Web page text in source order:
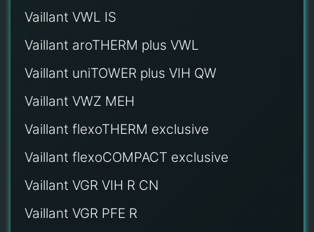
Vaillant VWL IS
Vaillant aroTHERM plus VWL
Vaillant uniTOWER plus VIH QW
Vaillant VWZ MEH
Vaillant flexoTHERM exclusive
Vaillant flexoCOMPACT exclusive
Vaillant VGR VIH R CN
Vaillant VGR PFE R